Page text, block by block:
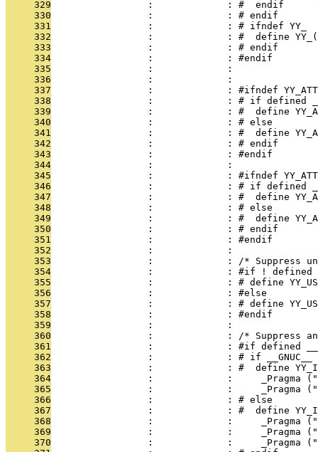
     329
                 :             : #  endif
     330
                 :             : # endif
     331
                 :             : # ifndef YY_
     332
:             : #  define
     333
                 :             : # endif
     334
                 :             : #endif
     335
                 :             :
     336
                 :             :
     337
:             : #ifndef
     338
:             : # if defined
     339
:             : #  define
     340
                 :             : # else
     341
:             : #  define
     342
                 :             : # endif
     343
                 :             : #endif
     344
                 :             :
     345
:             : #ifndef
     346
:             : # if defined
     347
:             : #  define
     348
                 :             : # else
     349
:             : #  define
     350
                 :             : # endif
     351
                 :             : #endif
     352
                 :             :
     353
:             : /* Suppress
     354
:             : #if ! defined
     355
:             : # define
     356
                 :             : #else
     357
:             : # define
     358
                 :             : #endif
     359
                 :             :
     360
:             : /* Suppress
     361
:             : #if defined
     362
:             : # if __GNUC__
     363
:             : #  define
     364
:             :     _Pragma
     365
:             :     _Pragma
     366
                 :             : # else
     367
:             : #  define
     368
:             :     _Pragma
     369
:             :     _Pragma
     370
:             :     _Pragma